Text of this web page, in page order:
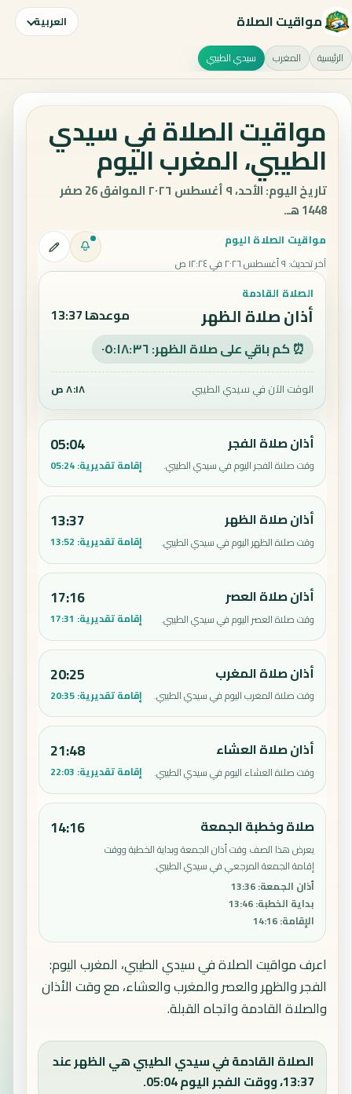
مواقيت الصلاة العربية
الرئيسية المغرب سيدي الطيبي
مواقيت الصلاة في سيدي
الطيبي، المغرب اليوم
تاريخ اليوم: الأحد، ٩ أغسطس ٢٠٢٦ الموافق 26 صفر
1448 هـ.
مواقيت الصلاة اليوم
آخر تحديث: ٩ أغسطس ٢٠٢٦ في ١٢:٢٤ ص
الصلاة القادمة
أذان صلاة الظهر موعدها 13:37
⏰ كم باقي على صلاة الظهر: ٠٥:١٨:٣٥
الوقت الآن في سيدي الطيبي ٨:١٨ ص
أذان صلاة الفجر
وقت صلاة الفجر اليوم في سيدي الطيبي.
05:04
إقامة تقديرية:05:24
أذان صلاة الظهر
وقت صلاة الظهر اليوم في سيدي الطيبي.
13:37
إقامة تقديرية: 13:52
أذان صلاة العصر
وقت صلاة العصر اليوم في سيدي الطيبي.
17:16
إقامة تقديرية: 17:31
أذان صلاة المغرب
وقت صلاة المغرب اليوم في سيدي الطيبي.
20:25
إقامة تقديرية:20:35
أذان صلاة العشاء
وقت صلاة العشاء اليوم في سيدي الطيبي.
21:48
إقامة تقديرية: 22:03
صلاة وخطبة الجمعة
يعرض هذا الصف وقت أذان الجمعة وبداية الخطبة ووقت
إقامة الجمعة المرجعي في سيدي الطيبي.
أذان الجمعة:
13:36
بداية الخطبة:
13:46
الإقامة:
14:16
14:16
اعرف مواقيت الصلاة في سيدي الطيبي، المغرب اليوم:
الفجر والظهر والعصر والمغرب والعشاء، مع وقت الأذان
والصلاة القادمة واتجاه القبلة.
الصلاة القادمة في سيدي الطيبي هي الظهر عند
13:37، ووقت الفجر اليوم 05:04.